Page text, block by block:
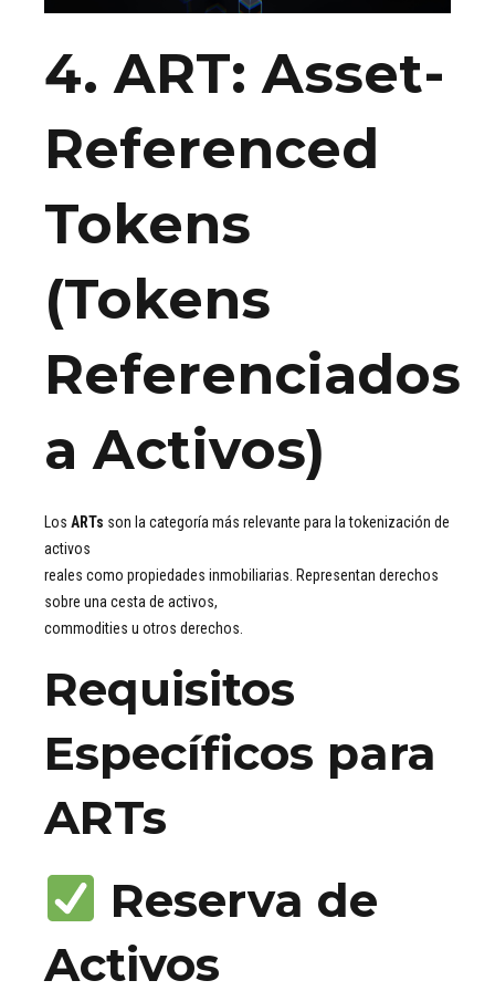
4. ART: Asset-
Referenced
Tokens
(Tokens
Referenciados
a Activos)
Los ARTs son la categoría más relevante para la tokenización de
activos
reales como propiedades inmobiliarias. Representan derechos
sobre una cesta de activos,
commodities u otros derechos.
Requisitos
Específicos para
ARTs
Reserva de
Activos